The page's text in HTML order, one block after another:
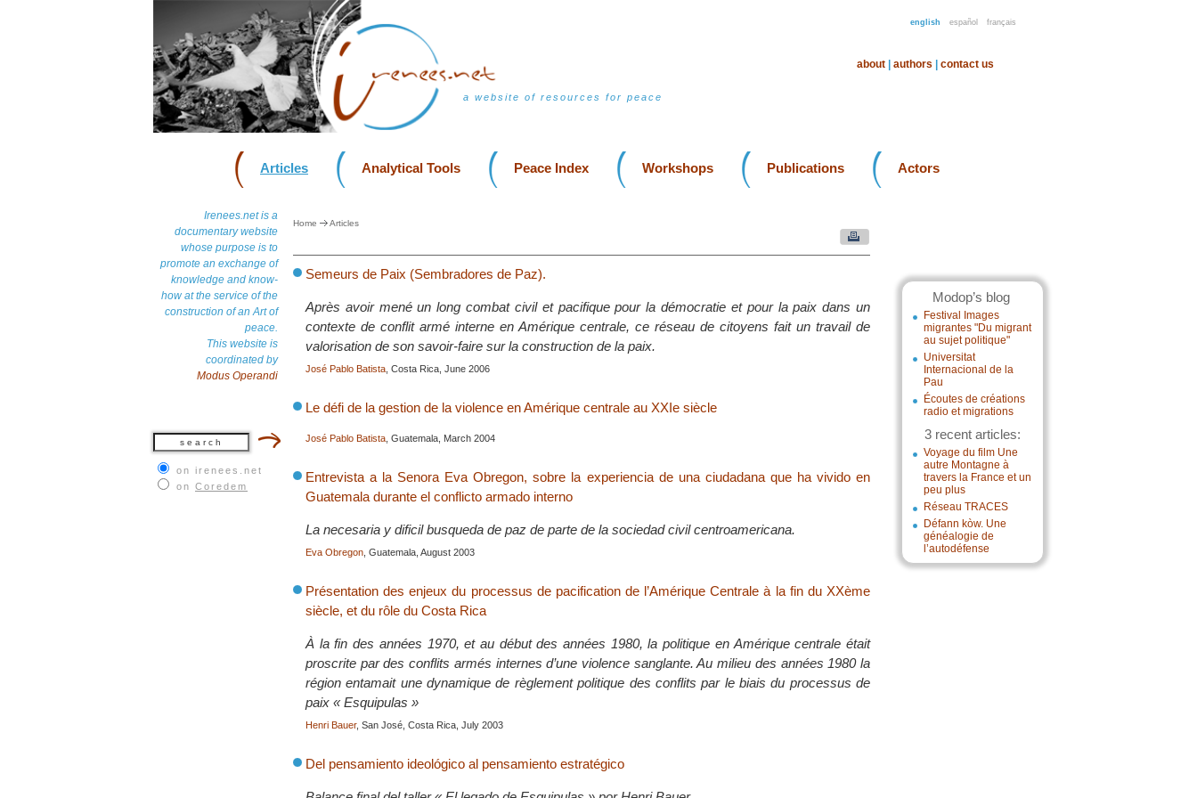
english español français
a website of resources for peace
about authors contact us
Articles Analytical Tools Peace Index Workshops Publications Actors
Irenees.net is a
documentary website
whose purpose is to
promote an exchange of
knowledge and know-
how at the service of the
construction of an Art of
peace.
This website is
coordinated by
Modus Operandi
on irenees.net
on Coredem
Modop’s blog
Festival Images
migrantes "Du migrant
au sujet politique"
Universitat
Internacional de la
Pau
Écoutes de créations
radio et migrations
3 recent articles:
Voyage du film Une
autre Montagne à
travers la France et un
peu plus
Réseau TRACES
Défann kòw. Une
généalogie de
l’autodéfense
Home Articles
Semeurs de Paix (Sembradores de Paz).
Après avoir mené un long combat civil et pacifique pour la démocratie et pour la paix dans un
contexte de conflit armé interne en Amérique centrale, ce réseau de citoyens fait un travail de
valorisation de son savoir-faire sur la construction de la paix.
José Pablo Batista , Costa Rica, June 2006
Le défi de la gestion de la violence en Amérique centrale au XXIe siècle
José Pablo Batista , Guatemala, March 2004
Entrevista a la Senora Eva Obregon, sobre la experiencia de una ciudadana que ha vivido en
Guatemala durante el conflicto armado interno
La necesaria y dificil busqueda de paz de parte de la sociedad civil centroamericana.
Eva Obregon , Guatemala, August 2003
Présentation des enjeux du processus de pacification de l’Amérique Centrale à la fin du XXème
siècle, et du rôle du Costa Rica
À la fin des années 1970, et au début des années 1980, la politique en Amérique centrale était
proscrite par des conflits armés internes d’une violence sanglante. Au milieu des années 1980 la
région entamait une dynamique de règlement politique des conflits par le biais du processus de
paix « Esquipulas »
Henri Bauer, San José, Costa Rica, July 2003
Del pensamiento ideológico al pensamiento estratégico